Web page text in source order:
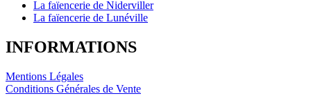
La faïencerie de Niderviller
La faïencerie de Lunéville
INFORMATIONS
Mentions Légales
Conditions Générales de Vente